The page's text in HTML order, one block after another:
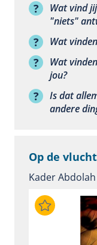
Wat vind
"niets"
Wat
Wat
jou?
Is dat
andere
Op de vlucht
Kader Abdolah